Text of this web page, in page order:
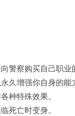
警察购买自己职业
久增强你自身的能
种特殊效果。
死亡时变身。